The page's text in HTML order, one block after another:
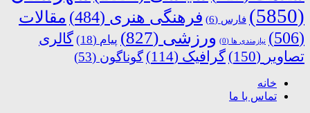
(5850)
فارس (6) فرهنگی هنری (484)
مقالات
(506)
نیازمندی ها (0) ورزشی (827) پیام (18)
گالری
تصاویر (150) گرافیک (114) گوناگون (53)
خانه
تماس با ما